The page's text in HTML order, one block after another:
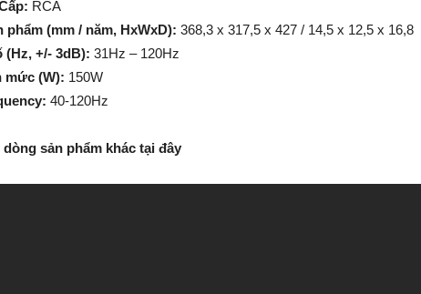
RCA
(mm / năm, HxWxD): 368,3 x 317,5 x 427 / 14,5 x 12,5 x 16,8
+/- 3dB): 31Hz – 120Hz
mức (W): 150W
40-120Hz
dòng sản phẩm khác tại đây